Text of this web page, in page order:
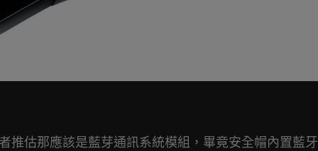
推估那應該是藍芽通訊系統模組，畢竟安全帽內置藍牙